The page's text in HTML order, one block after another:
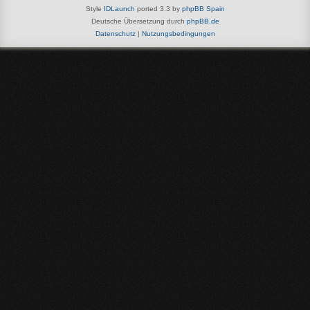
Style IDLaunch ported 3.3 by phpBB Spain
Deutsche Übersetzung durch phpBB.de
Datenschutz| Nutzungsbedingungen